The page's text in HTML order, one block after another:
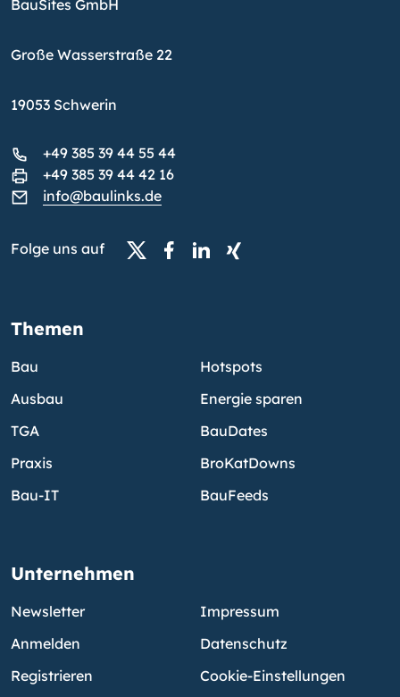
BauSites GmbH
Große Wasserstraße 22
19053 Schwerin
+49 385 39 44 55 44
+49 385 39 44 42 16
info@baulinks.de
Folge uns auf
Themen
Bau
Ausbau
TGA
Praxis
Bau-IT
Hotspots
Energie sparen
BauDates
BroKatDowns
BauFeeds
Unternehmen
Newsletter
Anmelden
Registrieren
Impressum
Datenschutz
Cookie-Einstellungen